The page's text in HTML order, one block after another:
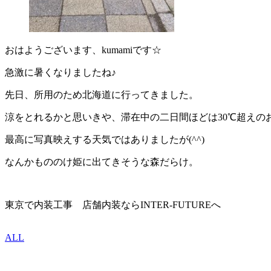
おはようございます、kumamiです☆
急激に暑くなりましたね♪
先日、所用のため北海道に行ってきました。
涼をとれるかと思いきや、滞在中の二日間ほどは30℃超えの
最高に写真映えする天気ではありましたが(^^)
なんかもののけ姫に出てきそうな森だらけ。
東京で内装工事 店舗内装ならINTER-FUTUREへ
ALL